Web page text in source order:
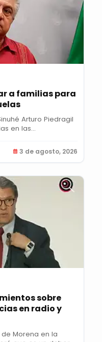
a familias para
Arturo Piedragil
en las...
3 de agosto, 2026
sobre
en radio y
Morena en la